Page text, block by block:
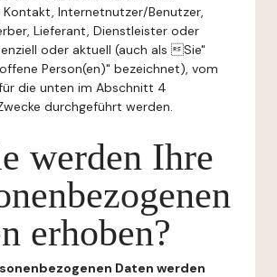
Internetnutzer/Benutzer,
Lieferant, Dienstleister oder
oder aktuell (auch als Sie"
Person(en)" bezeichnet), vom
die unten im Abschnitt 4
durchgeführt werden.
werden Ihre
erhoben?
Daten werden